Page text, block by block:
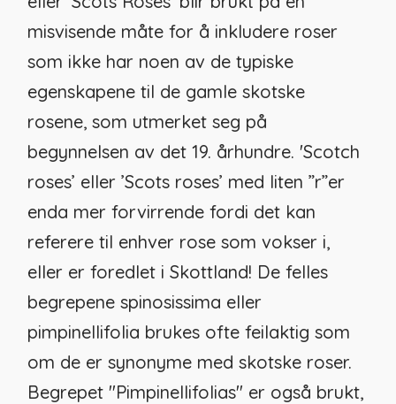
misvisende måte for å inkludere roser
som ikke har noen av de typiske
egenskapene til de gamle skotske
rosene, som utmerket seg på
begynnelsen av det 19. århundre. 'Scotch
roses’ eller ’Scots roses’ med liten ”r”er
enda mer forvirrende fordi det kan
referere til enhver rose som vokser i,
eller er foredlet i Skottland! De felles
begrepenespinosissima eller
pimpinellifolia brukes ofte feilaktig som
om de er synonyme med skotske roser.
Begrepet "Pimpinellifolias" er også brukt,